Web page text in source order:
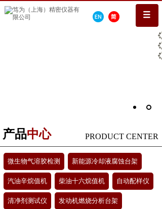
产品中心 PRODUCT CENTER
微生物气溶胶检测 新能源冷却液腐蚀台架
汽油辛烷值机 柴油十六烷值机 自动配样仪
清净剂测试仪 发动机燃烧分析台架